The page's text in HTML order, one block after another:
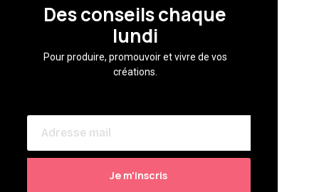
Des conseils chaque
lundi
Pour produire, promouvoir et vivre de vos
créations.